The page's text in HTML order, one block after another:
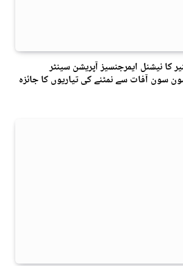
کا نیشنل ایمرجنسیز آپریشن سینٹر
سون آفات سے نمٹنے کی تیاریوں کا جائزہ